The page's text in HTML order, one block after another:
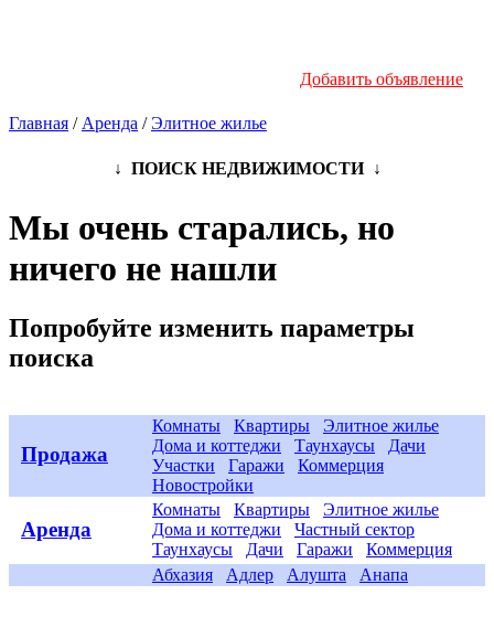
Добавить объявление
Главная / Аренда /Элитное жилье
↓ ПОИСК НЕДВИЖИМОСТИ ↓
Мы очень старались, но
ничего не нашли
Попробуйте изменить параметры
поиска
Продажа
Комнаты Квартиры
Элитное жилье
Дома и коттеджи
Таунхаусы
Дачи
Участки
Гаражи
Коммерция
Новостройки
Аренда
Комнаты Квартиры
Элитное жилье
Дома и коттеджи
Частный сектор
Таунхаусы
Дачи Гаражи Коммерция
Абхазия Адлер Алушта
Анапа